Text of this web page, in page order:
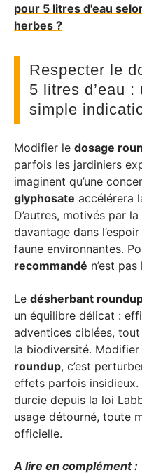
pour 5 litres d'eau
herbes ?
Respecter le
5 litres d’eau
simple
Modifier le dosage
parfois les jardiniers
imaginent qu’une
glyphosate accélérera
D’autres, motivés par
davantage dans
faune environnantes.
recommandé n’est
Le désherbant
un équilibre délicat :
adventices ciblées,
la biodiversité. Modifier
roundup, c’est
effets parfois insidieux.
durcie depuis la loi
usage détourné, toute
officielle.
A lire en complément :